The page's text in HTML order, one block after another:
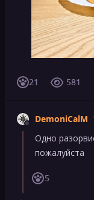
21 581
DemoniCalM
Одно
пожалуйста
5